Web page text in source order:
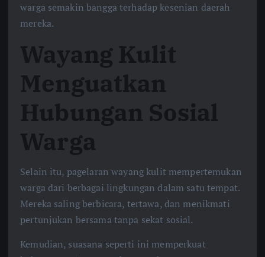
warga semakin bangga terhadap kesenian daerah
mereka.
Wayang Kulit
Menguatkan
Hubungan Sosial
Warga
Selain itu, pagelaran wayang kulit mempertemukan
warga dari berbagai lingkungan dalam satu tempat.
Mereka saling berbicara, tertawa, dan menikmati
pertunjukan bersama tanpa sekat sosial.
Kemudian, suasana seperti ini memperkuat